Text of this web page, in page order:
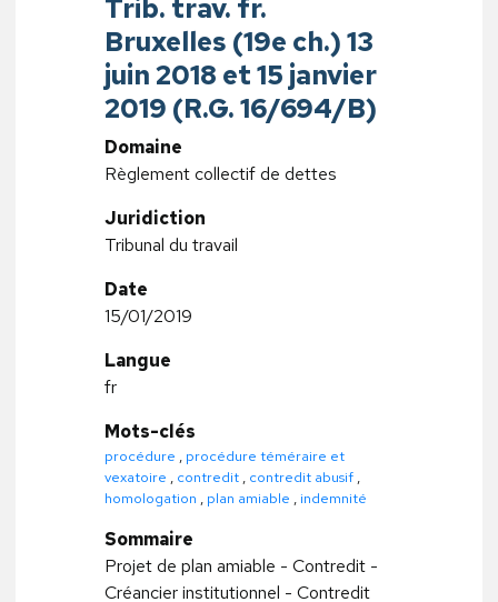
Trib. trav. fr.
Bruxelles (19e ch.) 13
juin 2018 et 15 janvier
2019 (R.G. 16/694/B)
Domaine
Règlement collectif de dettes
Juridiction
Tribunal du travail
Date
15/01/2019
Langue
fr
Mots-clés
procédure , procédure téméraire et
vexatoire , contredit , contredit abusif ,
homologation , plan amiable , indemnité
Sommaire
Projet de plan amiable - Contredit -
Créancier institutionnel - Contredit